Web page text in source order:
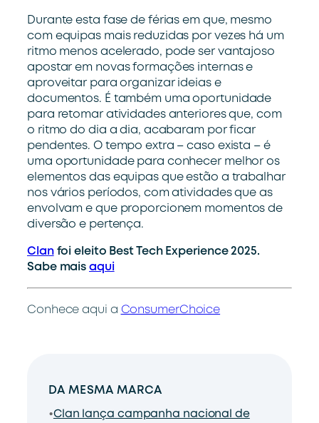
Durante esta fase de férias em que, mesmo
com equipas mais reduzidas por vezes há um
ritmo menos acelerado, pode ser vantajoso
apostar em novas formações internas e
aproveitar para organizar ideias e
documentos. É também uma oportunidade
para retomar atividades anteriores que, com
o ritmo do dia a dia, acabaram por ficar
pendentes. O tempo extra – caso exista – é
uma oportunidade para conhecer melhor os
elementos das equipas que estão a trabalhar
nos vários períodos, com atividades que as
envolvam e que proporcionem momentos de
diversão e pertença.
Clanfoi eleito Best Tech Experience 2025.
Sabe maisaqui
Conhece aqui a ConsumerChoice
DA MESMA MARCA
Clan lança campanha nacional de